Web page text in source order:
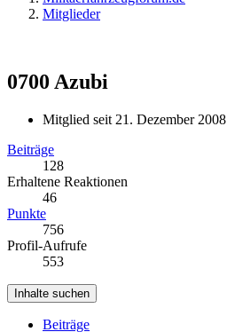
Mitglieder
0700 Azubi
Mitglied seit 21. Dezember 2008
Beiträge
128
Erhaltene Reaktionen
46
Punkte
756
Profil-Aufrufe
553
Inhalte suchen
Beiträge